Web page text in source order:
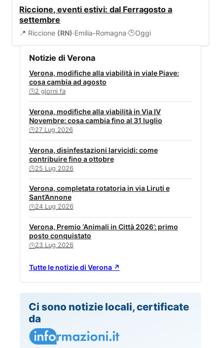
Riccione, eventi estivi: dal Ferragosto a
settembre
📍 Riccione (RN)·Emilia-Romagna·🕒Oggi
Notizie di Verona
Verona, modifiche alla viabilità in viale Piave:
cosa cambia ad agosto
🕒2 giorni fa
Verona, modifiche alla viabilità in Via IV
Novembre: cosa cambia fino al 31 luglio
🕒27 Lug 2026
Verona, disinfestazioni larvicidi: come
contribuire fino a ottobre
🕒25 Lug 2026
Verona, completata rotatoria in via Liruti e
Sant’Annone
🕒24 Lug 2026
Verona, Premio ‘Animali in Città 2026’: primo
posto conquistato
🕒23 Lug 2026
Tutte le notizie di Verona ↗
Ci sono notizie locali, certificate
da